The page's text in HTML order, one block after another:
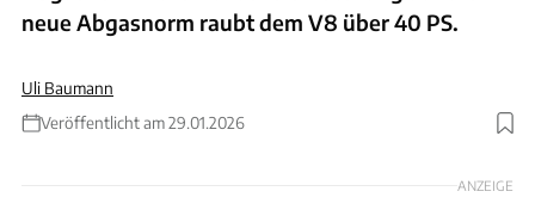
neue Abgasnorm raubt dem V8 über 40 PS.
Uli Baumann
Veröffentlicht am 29.01.2026
Foto: Rossen Gargolov
ANZEIGE